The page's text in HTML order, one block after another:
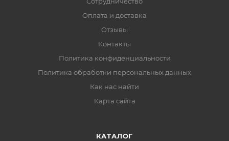
Оплата и доставка
Отзывы
Контакты
Политика конфиденциальности
Политика обработки персональных данных
Как нас найти
Карта сайта
КАТАЛОГ